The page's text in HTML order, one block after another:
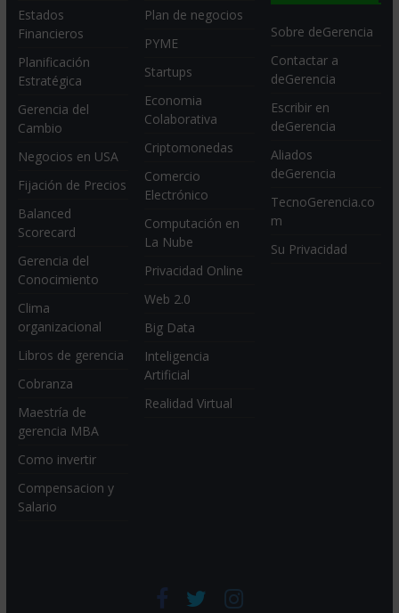
Estados
Financieros
Planificación
Estratégica
Gerencia del
Cambio
Negocios en USA
Fijación de Precios
Balanced
Scorecard
Gerencia del
Conocimiento
Clima
organizacional
Libros de gerencia
Cobranza
Maestría de
gerencia MBA
Como invertir
Compensacion y
Salario
Plan de negocios
PYME
Startups
Economia
Colaborativa
Criptomonedas
Comercio
Electrónico
Computación en
La Nube
Privacidad Online
Web 2.0
Big Data
Inteligencia
Artificial
Realidad Virtual
Sobre deGerencia
Contactar a
deGerencia
Escribir en
deGerencia
Aliados
deGerencia
TecnoGerencia.co
m
Su Privacidad